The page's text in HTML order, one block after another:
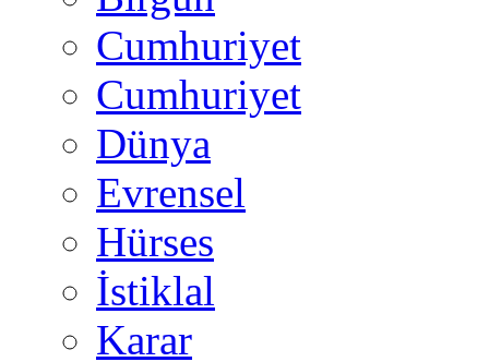
Cumhuriyet
Cumhuriyet
Dünya
Evrensel
Hürses
İstiklal
Karar